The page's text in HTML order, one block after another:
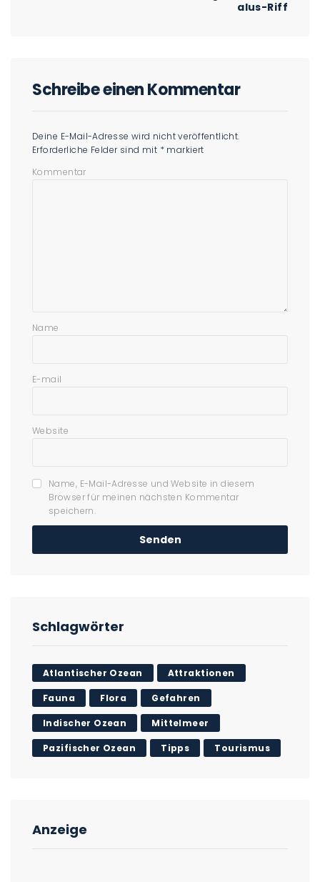
alus-Riff
Schreibe einen Kommentar
Deine E-Mail-Adresse wird nicht veröffentlicht.
Erforderliche Felder sind mit * markiert
Kommentar
Name
E-mail
Website
Name, E-Mail-Adresse und Website in diesem
Browser für meinen nächsten Kommentar
speichern.
Schlagwörter
Atlantischer Ozean Attraktionen
Fauna Flora Gefahren
Indischer Ozean Mittelmeer
Pazifischer Ozean Tipps Tourismus
Anzeige